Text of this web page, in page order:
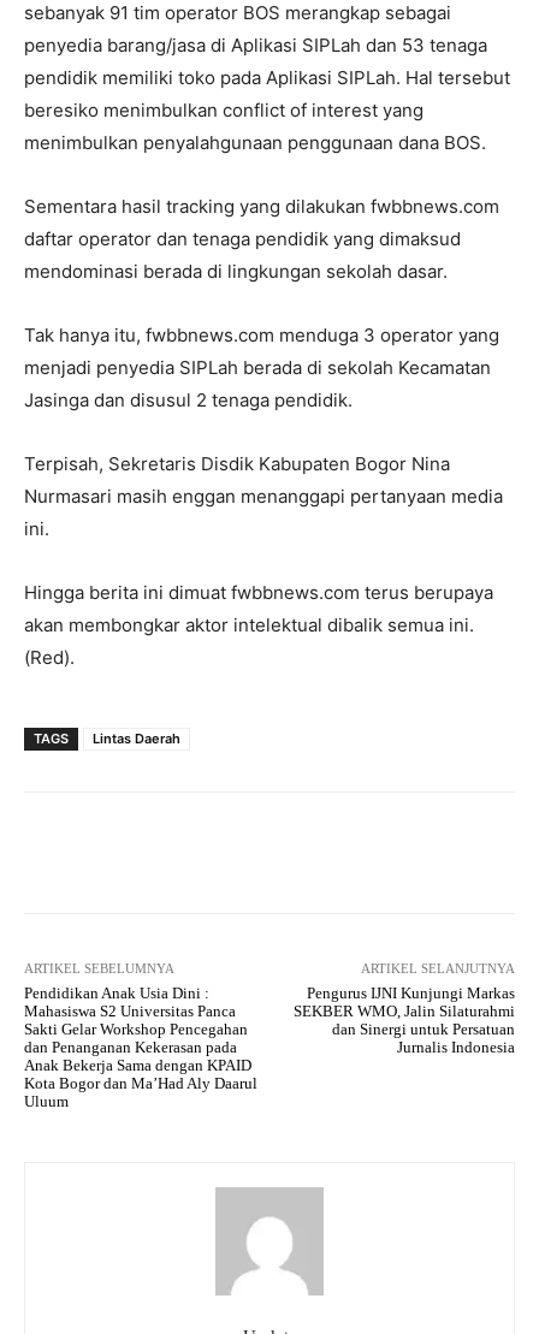
sebanyak 91 tim operator BOS merangkap sebagai
penyedia barang/jasa di Aplikasi SIPLah dan 53 tenaga
pendidik memiliki toko pada Aplikasi SIPLah. Hal tersebut
beresiko menimbulkan conflict of interest yang
menimbulkan penyalahgunaan penggunaan dana BOS.
Sementara hasil tracking yang dilakukan fwbbnews.com
daftar operator dan tenaga pendidik yang dimaksud
mendominasi berada di lingkungan sekolah dasar.
Tak hanya itu, fwbbnews.com menduga 3 operator yang
menjadi penyedia SIPLah berada di sekolah Kecamatan
Jasinga dan disusul 2 tenaga pendidik.
Terpisah, Sekretaris Disdik Kabupaten Bogor Nina
Nurmasari masih enggan menanggapi pertanyaan media
ini.
Hingga berita ini dimuat fwbbnews.com terus berupaya
akan membongkar aktor intelektual dibalik semua ini.
(Red).
TAGS Lintas Daerah
ARTIKEL SEBELUMNYA
Pendidikan Anak Usia Dini :
Mahasiswa S2 Universitas Panca
Sakti Gelar Workshop Pencegahan
dan Penanganan Kekerasan pada
Anak Bekerja Sama dengan KPAID
Kota Bogor dan Ma’Had Aly Daarul
Uluum
ARTIKEL SELANJUTNYA
Pengurus IJNI Kunjungi Markas
SEKBER WMO, Jalin Silaturahmi
dan Sinergi untuk Persatuan
Jurnalis Indonesia